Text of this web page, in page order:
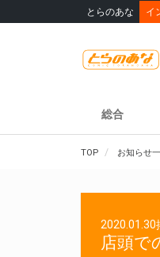
とらのあな イ
総合
TOP お知らせ
2020.01.30
店頭で